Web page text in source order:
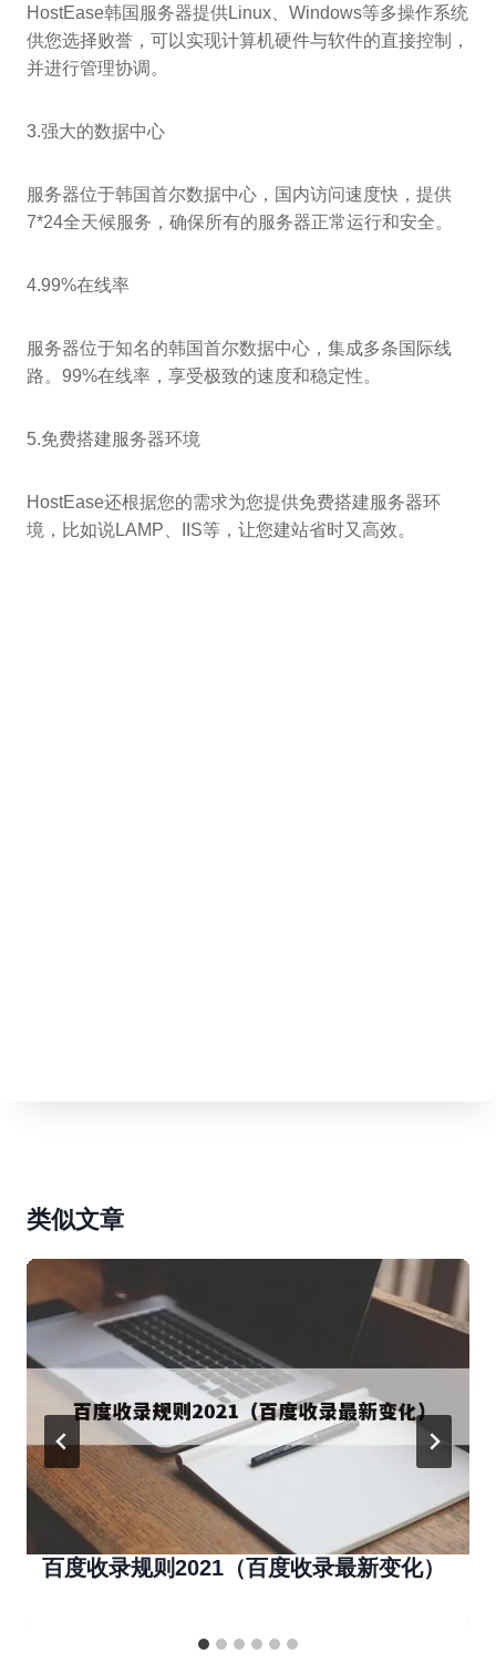
HostEase韩国服务器提供Linux、Windows等多操作系统
供您选择败誉，可以实现计算机硬件与软件的直接控制，
并进行管理协调。
3.强大的数据中心
服务器位于韩国首尔数据中心，国内访问速度快，提供
7*24全天候服务，确保所有的服务器正常运行和安全。
4.99%在线率
服务器位于知名的韩国首尔数据中心，集成多条国际线
路。99%在线率，享受极致的速度和稳定性。
5.免费搭建服务器环境
HostEase还根据您的需求为您提供免费搭建服务器环
境，比如说LAMP、IIS等，让您建站省时又高效。
类似文章
百度收录规则2021（百度收录最新变化）